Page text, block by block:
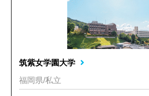
筑紫女学園大学
福岡県/私立